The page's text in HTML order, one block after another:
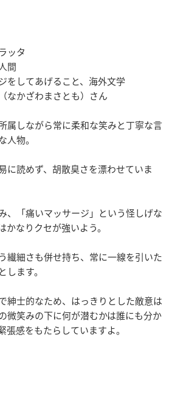
ッタ
間
をしてあげること、海外文学
（なかざわまさとも）さん
属しながら常に柔和な笑みと丁寧な言
人物。
に読めず、胡散臭さを漂わせていま
、「痛いマッサージ」という怪しげな
なりクセが強いよう。
繊細さも併せ持ち、常に一線を引いた
ます。
紳士的なため、はっきりとした敵意は
微笑みの下に何が潜むかは誰にも分か
張感をもたらしていますよ。